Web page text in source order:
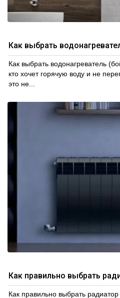
Как выбрать
Как выбрать водонагреватель
кто хочет горячую воду и не
это не...
Как правильно выбрать
Как правильно выбрать